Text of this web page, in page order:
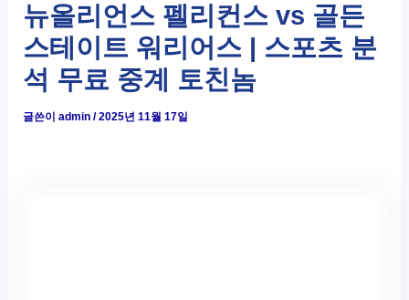
뉴올리언스 펠리컨스 vs 골든
스테이트 워리어스 | 스포츠 분
석 무료 중계 토친놈
글쓴이admin/2025년 11월 17일